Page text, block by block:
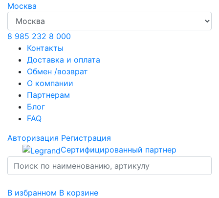
Москва
8 985 232 8 000
Контакты
Доставка и оплата
Обмен /возврат
О компании
Партнерам
Блог
FAQ
Авторизация Регистрация
Сертифицированный партнер
В избранном В корзине